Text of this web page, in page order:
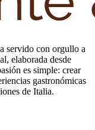
servido con orgullo a
elaborada desde
es simple: crear
gastronómicas
de Italia.